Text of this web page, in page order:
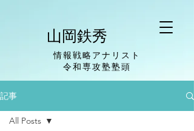
山岡鉄秀
情報戦略アナリスト
​令和専攻塾塾頭
記事
All Posts